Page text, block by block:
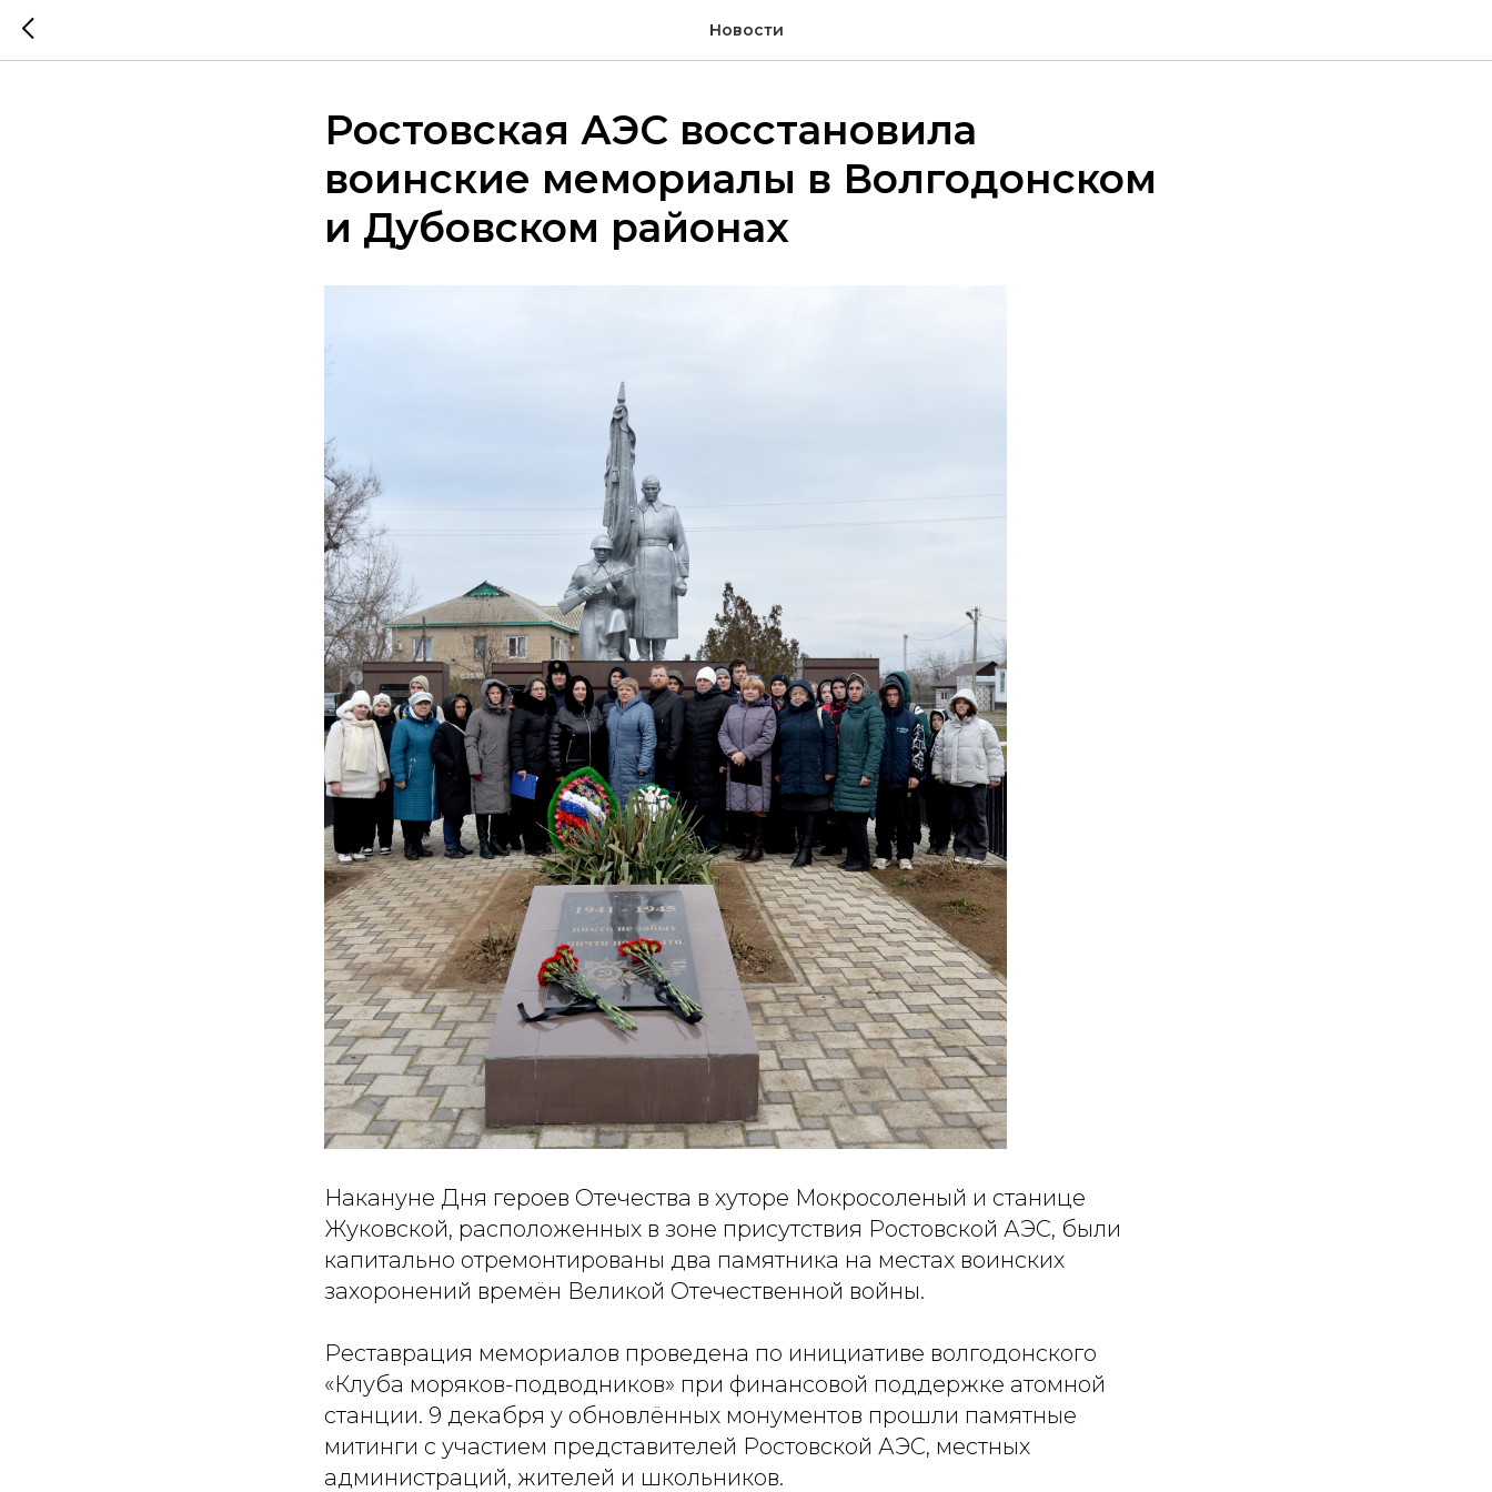
Новости
Ростовская АЭС восстановила
воинские мемориалы в Волгодонском
и Дубовском районах
Накануне Дня героев Отечества в хуторе Мокросоленый и станице
Жуковской, расположенных в зоне присутствия Ростовской АЭС, были
капитально отремонтированы два памятника на местах воинских
захоронений времён Великой Отечественной войны.
Реставрация мемориалов проведена по инициативе волгодонского
«Клуба моряков-подводников» при финансовой поддержке атомной
станции. 9 декабря у обновлённых монументов прошли памятные
митинги с участием представителей Ростовской АЭС, местных
администраций, жителей и школьников.